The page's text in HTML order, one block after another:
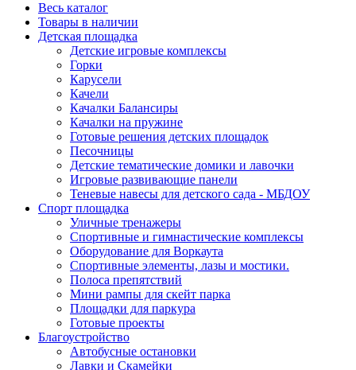
Весь каталог
Товары в наличии
Детская площадка
Детские игровые комплексы
Горки
Карусели
Качели
Качалки Балансиры
Качалки на пружине
Готовые решения детских площадок
Песочницы
Детские тематические домики и лавочки
Игровые развивающие панели
Теневые навесы для детского сада - МБДОУ
Спорт площадка
Уличные тренажеры
Спортивные и гимнастические комплексы
Оборудование для Воркаута
Спортивные элементы, лазы и мостики.
Полоса препятствий
Мини рампы для скейт парка
Площадки для паркура
Готовые проекты
Благоустройство
Автобусные остановки
Лавки и Скамейки